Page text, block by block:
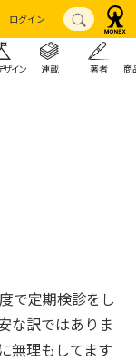
ログイン
ザイン 連載 著者 商
で定期検診をし
な訳ではありま
無理もしてます